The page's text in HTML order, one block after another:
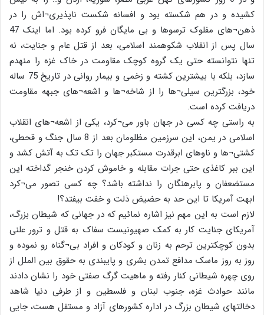
کشیده و در هم شکسته بود و افسانه شکست ناپذیری¬اش را در
ذهن¬های مفلوک ترسوها و بی مایگان فرو کرده بود. اما اینک 47
سال پس از انقلاب شکوهمند اسلامی، بعد از قتل عام و جنایت، نه
تنها نتوانسته حتی یک گروه کوچک مقاومت در خاک غزه را منهدم
سازد، بلکه با بیشترین کشته و زخمی و بیمار روانی در تاریخ 75 ساله
خود، بزرگترین سیلی¬ها را از شاخه¬ها و اشعه¬های جبهه مقاومت
دریافت کرده است.
به راستی چه کسی در جهان باور می¬کرد، یکی از اشعه¬های انقلاب
اسلامی در یمن، این سرزمین مظلومان بعد از 8 سال جنگ و قحطی،
کشتی¬ها و ناوهای ابرقدرت مستکبر جهان را تک تک به آتش کشد و
این ببر کاغذی حتی جرات مقابله و خاموش کردن خنجر گداخته این
مستضعفان و پابرهنگان را نداشته باشد؟ چه کسی تصور می¬کرد
ابهت آمریکا تا این حد به حضیض ذلت و خفت بیفتد؟!
لازم است به این مهم نیز اشاره نمائیم که در جهانی که شیطان بزرگ،
آمریکای جنایت کار به کمک صهیونیست سفاک به قتل و ترور علنی
بدون کوچکترین ترحم به زنان و کودکان و افراد بی¬گناه رو نموده و
روز به روز ماسک مدافع تمدن بشری و پایبندی به حقوق بین الملل از
روی چهره شیطانی کنار رفته و ماهیت گرگ صفتی خود را نشان دادند
مانند حوادث غزه، جنوب لبنان و فلسطین و از طرفی دنیا شاهد
دخالتهای شیطان بزرگ در اداره کشورهای آزاد و مستقل هست، جایی